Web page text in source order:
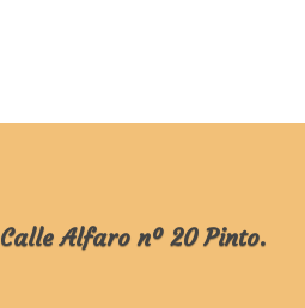
Calle Alfaro nº 20 Pinto.